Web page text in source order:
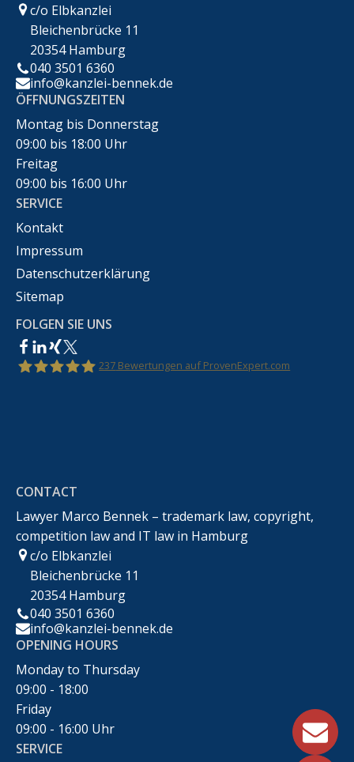
c/o Elbkanzlei
Bleichenbrücke 11
20354 Hamburg
040 3501 6360
info@kanzlei-bennek.de
ÖFFNUNGSZEITEN
Montag bis Donnerstag
09:00 bis 18:00 Uhr
Freitag
09:00 bis 16:00 Uhr
SERVICE
Kontakt
Impressum
Datenschutzerklärung
Sitemap
FOLGEN SIE UNS
237 Bewertungen auf ProvenExpert.com
CONTACT
Lawyer Marco Bennek – trademark law, copyright,
competition law and IT law in Hamburg
c/o Elbkanzlei
Bleichenbrücke 11
20354 Hamburg
040 3501 6360
info@kanzlei-bennek.de
OPENING HOURS
Monday to Thursday
09:00 - 18:00
Friday
09:00 - 16:00 Uhr
SERVICE